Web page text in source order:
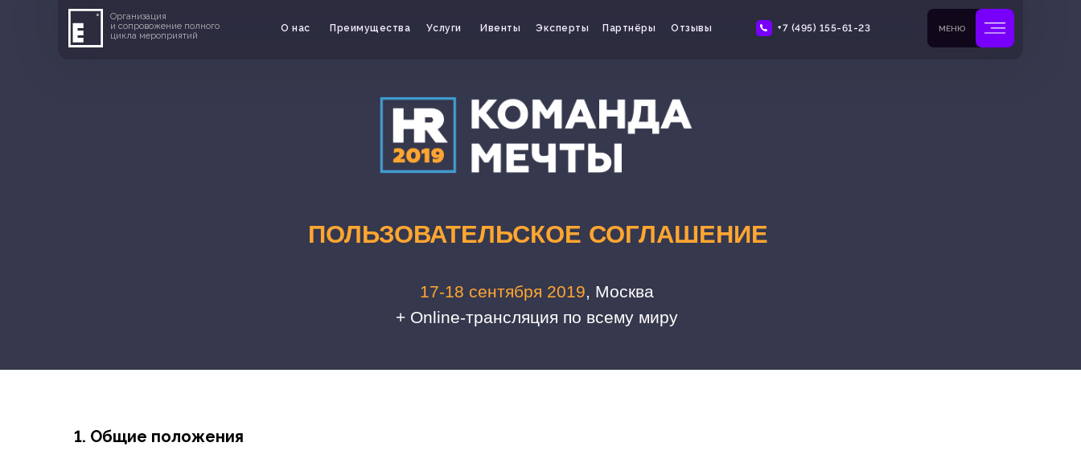
Эксперты
Ивенты Отзывы
Партнёры
Услуги
Преимущества
О нас +7 (495) 155-61-23 МЕНЮ
Организация
и сопровожение полного
цикла мероприятий
ПОЛЬЗОВАТЕЛЬСКОЕ СОГЛАШЕНИЕ
17-18 сентября 2019, Москва
+ Online-трансляция по всему миру
1. Общие положения